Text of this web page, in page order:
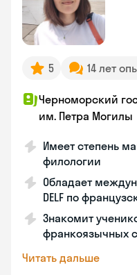
5 14 лет
Черноморский
им. Петра Могилы
Имеет степень
филологии
Обладает
DELF по
Знакомит
франкоязычных
Читать дальше